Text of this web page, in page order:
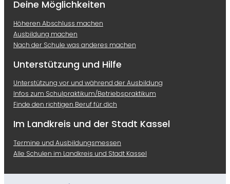
Deine Möglichkeiten
Höheren Abschluss machen
Ausbildung machen
Nach der Schule was anderes machen
Unterstützung und Hilfe
Unterstützung vor und während der Ausbildung
Infos zum Schulpraktikum/Betriebspraktikum
Finde den richtigen Beruf für dich
Im Landkreis und der Stadt Kassel
Termine und Ausbildungsmessen
Alle Schulen im Landkreis und Stadt Kassel